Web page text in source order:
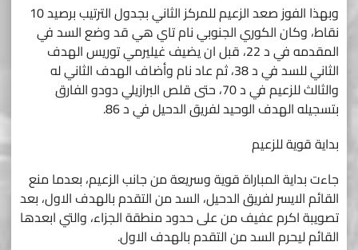
وبهذا الفوز صعد الزعيم للمركز الثاني بجدول الترتيب برصيد 10
نقاط، وكان الكوري الجنوبي نام تاي هي قد وضع السد في
المقدمه في د 22، قبل ان يضيف غيليرمي توريس الهدف
الثاني للسد في د 38، ثم عاد نام وأضاف الهدف الثاني له
والثالث للزعيم في د 70، حتى قلص البرازيلي دودو الفارق
بتسجيله الهدف الوحيد لفريق الدحيل في د 86.
بداية قوية للزعيم
جاءت بداية المباراة قوية وسريعة من جانب الزعيم، بعدما منع
القائم الايسر لفريق الدحيل، السد من التقدم بالهدف الاول، بعد
تصويبة اكرم عفيف من على حدود منطقة الجزاء، والتي ابعدها
القائم ليحرم السد من التقدم بالهدف الاول.